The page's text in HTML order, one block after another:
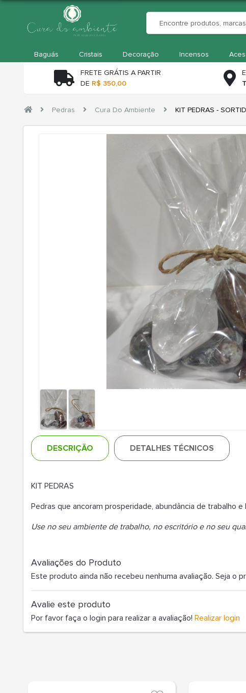
Baguás Cristais Decoração Incensos
FRETE GRÁTIS A PARTIR
DE R$ 350,00
Pedras Cura Do Ambiente KIT PEDRAS -
DESCRIÇÃO DETALHES TÉCNICOS
KIT PEDRAS
Pedras que ancoram prosperidade, abundância de trabalho
Use no seu ambiente de trabalho, no escritório e no seu
Avaliações do Produto
Este produto ainda não recebeu nenhuma avaliação. Seja o
Avalie este produto
Por favor faça o login para realizar a avaliação! Realizar login